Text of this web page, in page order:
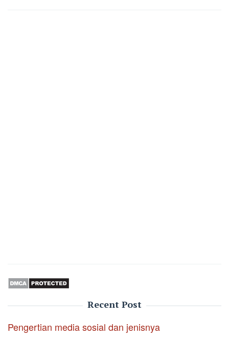
Recent Post
Pengertian media sosial dan jenisnya